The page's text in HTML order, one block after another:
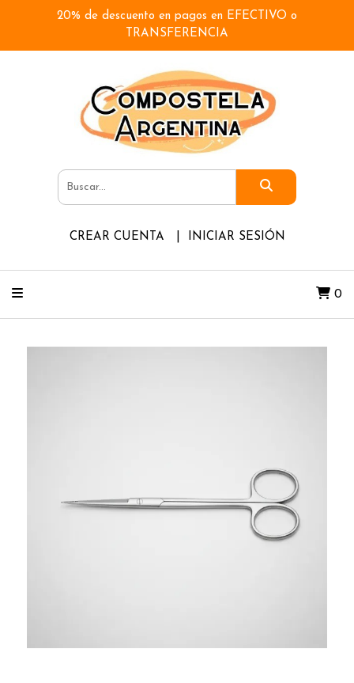
20% de descuento en pagos en EFECTIVO o
TRANSFERENCIA
CREAR CUENTA INICIAR SESIÓN
0